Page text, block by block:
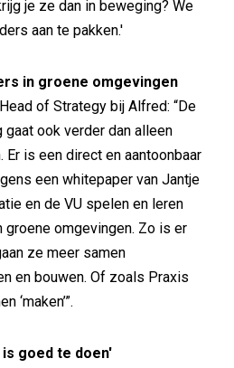
je ze dan in beweging? We
aan te pakken.'
in groene omgevingen
of Strategy bij Alfred: “De
gaat ook verder dan alleen
is een direct en aantoonbaar
een whitepaper van Jantje
en de VU spelen en leren
groene omgevingen. Zo is er
ze meer samen
en bouwen. Of zoals Praxis
‘maken’”.
goed te doen'